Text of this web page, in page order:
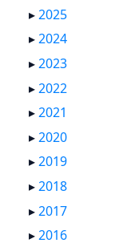
▸2025
▸2024
▸2023
▸2022
▸2021
▸2020
▸2019
▸2018
▸2017
▸2016